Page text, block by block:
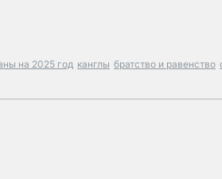
на 2025 год канглы братство и равенство